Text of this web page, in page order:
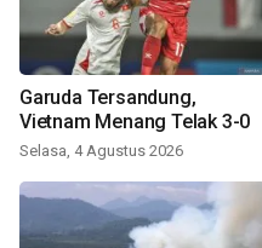
Garuda Tersandung,
Vietnam Menang Telak 3-0
Selasa, 4 Agustus 2026